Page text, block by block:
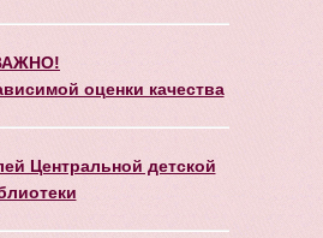
оценки качества
Центральной детской